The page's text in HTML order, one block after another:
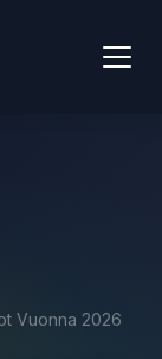
Vuonna 2026